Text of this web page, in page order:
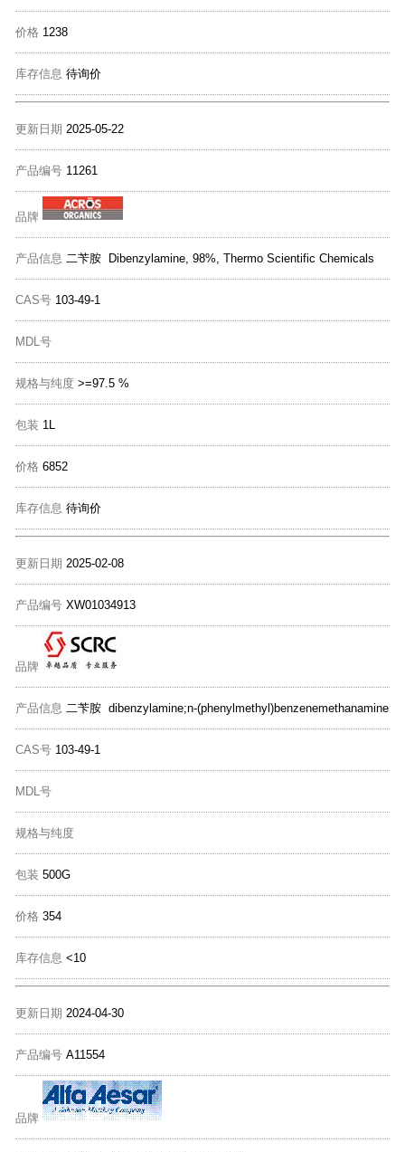
价格 1238
库存信息 待询价
更新日期 2025-05-22
产品编号 11261
品牌
产品信息 二苄胺 Dibenzylamine, 98%, Thermo Scientific Chemicals
CAS号 103-49-1
MDL号
规格与纯度 >=97.5 %
包装 1L
价格 6852
库存信息 待询价
更新日期 2025-02-08
产品编号 XW01034913
品牌
产品信息 二苄胺 dibenzylamine;n-(phenylmethyl)benzenemethanamine
CAS号 103-49-1
MDL号
规格与纯度
包装 500G
价格 354
库存信息 <10
更新日期 2024-04-30
产品编号 A11554
品牌